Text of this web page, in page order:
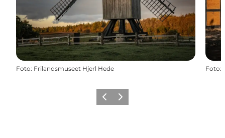
Foto: Frilandsmuseet Hjerl Hede Foto:
ForrigeNæste